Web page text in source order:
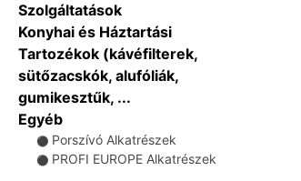
Szolgáltatások
Konyhai és Háztartási
Tartozékok (kávéfilterek,
sütőzacskók, alufóliák,
gumikesztűk, ...
Egyéb
⚫ Porszívó Alkatrészek
⚫ PROFI EUROPE Alkatrészek